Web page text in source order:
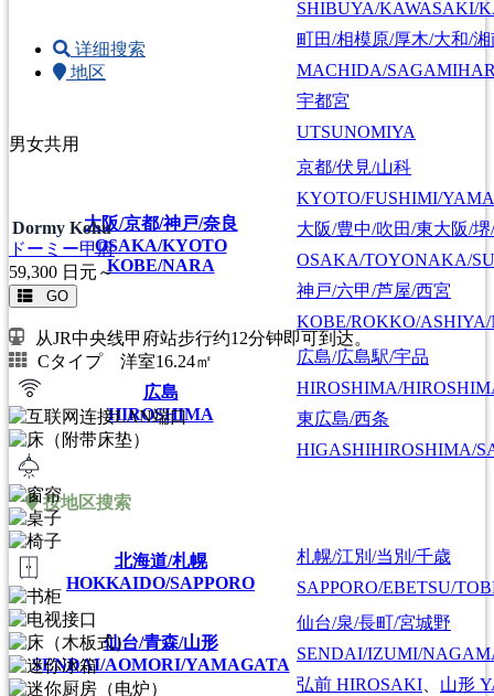
SHIBUYA/KAWASAKI/
町田/相模原/厚木/大和/湘
MACHIDA/
宇都宮
UTSUNOMIYA
大阪/京都/神戸/奈良
OSAKA/KYOTO
KOBE/NARA
京都/伏見/山科
KYOTO/FUSHIMI/
大阪/豊中/吹田/東大阪/
OSAKA/TOYONAKA/
神戸/六甲/芦屋/西宮
KOBE/ROKKO/
広島
HIROSHIMA
広島/広島駅/宇品
HIROSHIMA/
東広島/西条
HIGASHIHIROSHIMA/
按地区搜索
北海道/札幌
HOKKAIDO/SAPPORO
札幌/江別/当別/千歳
SAPPORO/EBETSU/
仙台/青森/山形
SENDAI/AOMORI/YAMAGATA
仙台/泉/長町/宮城野
SENDAI/IZUMI/
弘前 HIROSAKI 山形
详细搜索
地区
男女共用
Dormy Kohu
ドーミー甲府
59,300 日元～
GO
从JR中央线甲府站步行约12分钟即可到达。
Cタイプ 洋室16.24㎡